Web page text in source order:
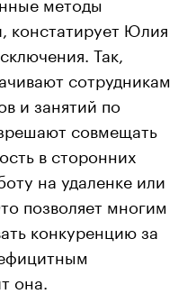
констатирует Юлия
Так,
сотрудникам
и занятий по
совмещать
в сторонних
на удаленке или
позволяет многим
конкуренцию за
она.